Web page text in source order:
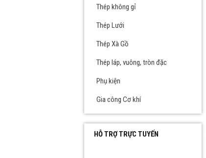
Thép không gỉ
Thép Lưới
Thép Xà Gồ
Thép láp, vuông, tròn đặc
Phụ kiện
Gia công Cơ khí
HỖ TRỢ TRỰC TUYẾN